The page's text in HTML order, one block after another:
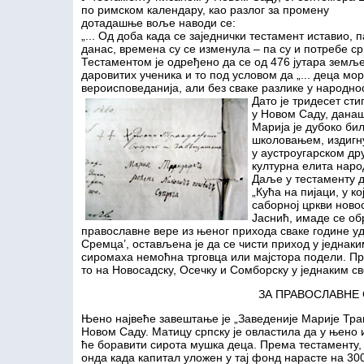
по римском календару, као разлог за промену
дотадашње воље наводи се:
„... Од доба када се заједнички тестамент иставио,
данас, времена су се изменула – па су и потребе
Тестаментом је одређено да се од 476 јутара
даровитих ученика и то под условом да „... деца
вероисповеданија, али без сваке разлике у
Дато је тридесет
у Новом Саду,
Марија је дубоко
школовањем,
у аустроугарском
културна елита
Даље у тестаменту
„Кућа на пијаци, у
саборној цркви
Јаснић, имаде се
православне вере из њеног прихода сваке године
Сремца’, остављена је да се чисти приход у
сиромаха немоћна трговца или мајстора подели.
то на Новосадску, Осечку и Сомборску у једнаким
ЗА ПРАВОСЛАВНЕ
Њено највеће завештање је „Заведеније Марије
Новом Саду. Матицу српску је овластила да у њено
ће боравити сирота мушка деца. Према
онда када капитал уложен у тај фонд нарасте на